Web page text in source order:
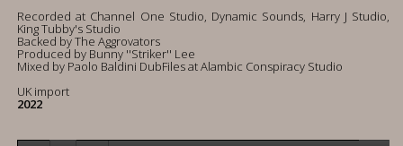
Recorded at Channel One Studio, Dynamic Sounds, Harry J Studio,
King Tubby's Studio
Backed by The Aggrovators
Produced by Bunny ''Striker'' Lee
Mixed by Paolo Baldini DubFiles at Alambic Conspiracy Studio
UK import
2022